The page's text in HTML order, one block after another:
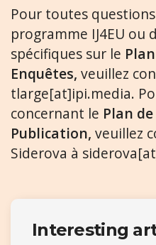
Pour toutes
programme IJ4EU ou
spécifiques sur le
Enquêtes, veuillez
tlarge[at]ipi.media.
concernant le Plan
Publication, veuillez
Siderova à
Interesting